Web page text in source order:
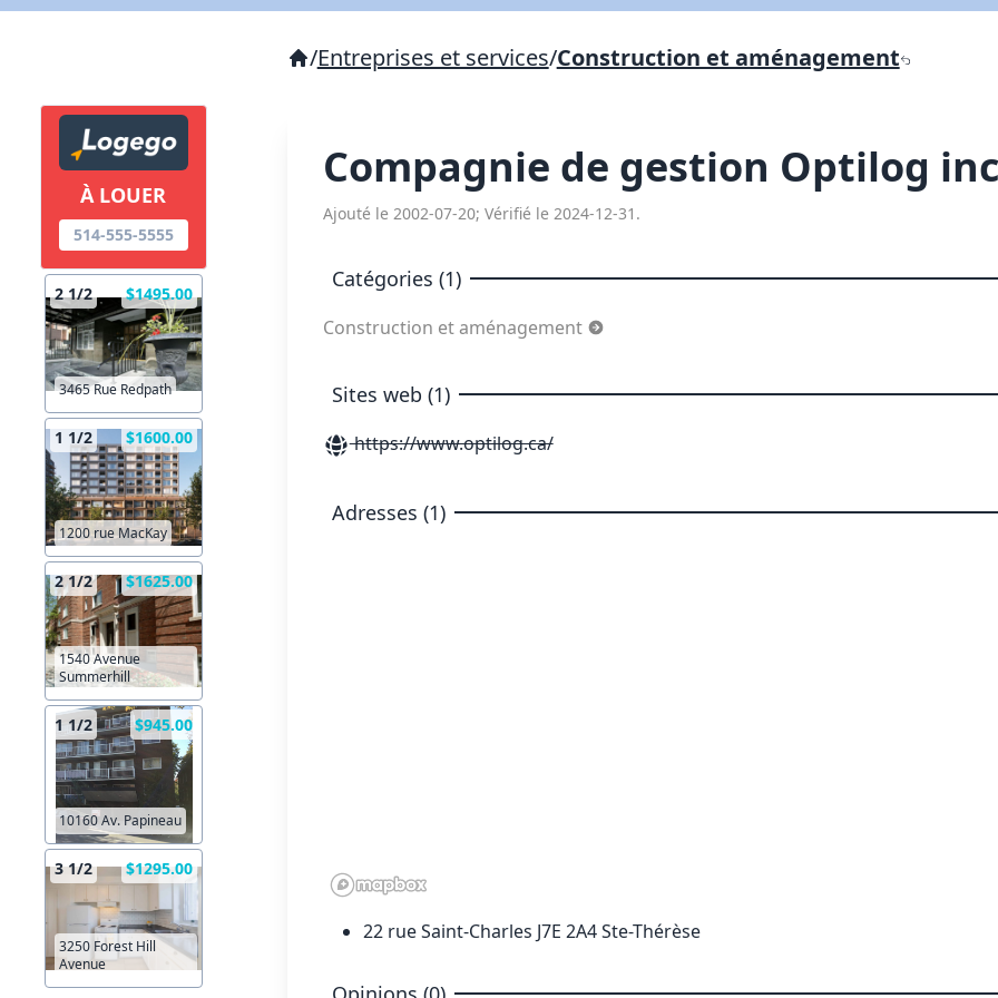
À LOUER
514-555-5555
2 1/2 $1495.00
3465 Rue Redpath
1 1/2 $1600.00
1200 rue MacKay
2 1/2 $1625.00
1540 Avenue
Summerhill
1 1/2 $945.00
10160 Av. Papineau
3 1/2 $1295.00
3250 Forest Hill
Avenue
/Entreprises et services/Construction et aménagement
Compagnie de gestion Optilog
Ajouté le 2002-07-20; Vérifié le 2024-12-31.
Catégories (1)
Construction et aménagement
Sites web (1)
https://www.optilog.ca/
Adresses (1)
22 rue Saint-Charles J7E 2A4 Ste-Thérèse
X Fermer
Copier lien
X Fermer Envoyez